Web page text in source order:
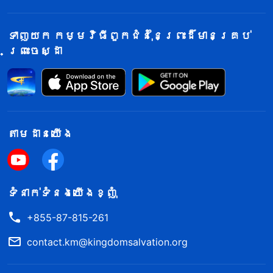
សរសេរឱ្យបានច្រើនអំពីចំណុចខ្វះខាត
របស់លាវ លី ដើម្បីឱ្យអ្នកដឹកនាំផ្ដល់
តម្លៃដល់ខ្ញុំ។ ខ្ញុំមិនបានព្យាយាមវាយ
តម្លៃនាងផ្អែកលើការពិត ឬគោលការណ៍ទេ ខ្ញុំ
ដឹកនាំប៉ុណ្ណោះ។ និស្ស័យខ្ញុំ គឺដូចពួកទទឹង
នឹងព្រះគ្រីស្ទអ៊ីចឹង ពោលគឺបោកបញ្ឆោត
ដឹកនាំ ខ្ញុំបានលួចសួរ វ៉ាង ជី ដើម្បីចង់បាន
ព័ត៌មាន។ ខ្ញុំដូចជាមនុស្សថោកទាប ដែល
គ្មានភាពថ្លៃថ្នូរ ឬអត្តចរិតសោះឡើយ។
ទាញយក កម្មវិធីពួកជំនុំនៃព្រះដ៏មានគ្រប់
ព្រះចេស្ដា
តាម​ដាន​យើង​
ទំនាក់​ទំនង​យើង​ខ្ញុំ
+855-87-815-261
contact.km@kingdomsalvation.org